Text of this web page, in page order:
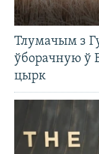
Тлумачым з
ўборачную ў
цырк